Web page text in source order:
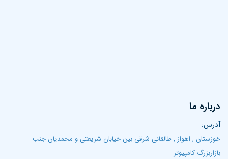
درباره ما
آدرس:
خوزستان , اهواز , طالقانی شرقی بین خیابان شریعتی و محمدیان جنب
بازاربزرگ کامپیوتر